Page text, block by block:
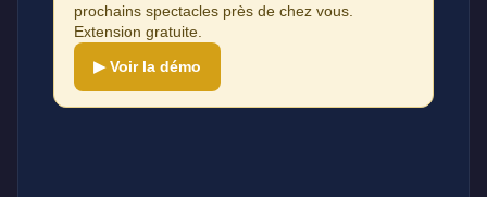
prochains spectacles près de chez vous.
Extension gratuite.
▶ Voir la démo